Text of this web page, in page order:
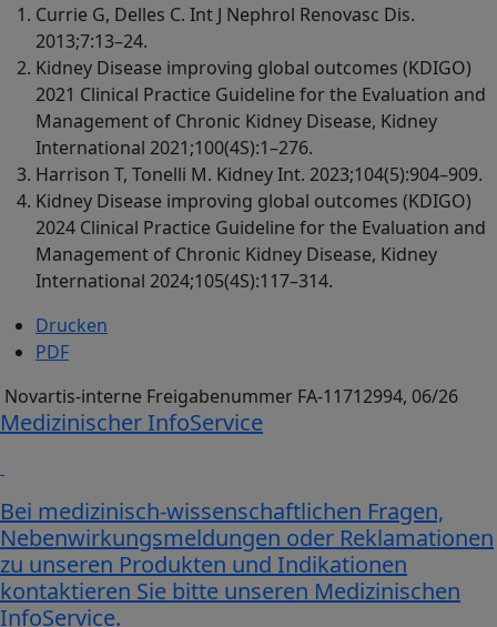
Currie G, Delles C. Int J Nephrol Renovasc Dis.
2013;7:13–24.
Kidney Disease improving global outcomes (KDIGO)
2021 Clinical Practice Guideline for the Evaluation and
Management of Chronic Kidney Disease, Kidney
International 2021;100(4S):1–276.
Harrison T, Tonelli M. Kidney Int. 2023;104(5):904–909.
Kidney Disease improving global outcomes (KDIGO)
2024 Clinical Practice Guideline for the Evaluation and
Management of Chronic Kidney Disease, Kidney
International 2024;105(4S):117–314.
Drucken
PDF
Novartis-interne Freigabenummer FA-11712994, 06/26
Medizinischer InfoService
Bei medizinisch-wissenschaftlichen Fragen,
Nebenwirkungsmeldungen oder Reklamationen
zu unseren Produkten und Indikationen
kontaktieren Sie bitte unseren Medizinischen
InfoService.